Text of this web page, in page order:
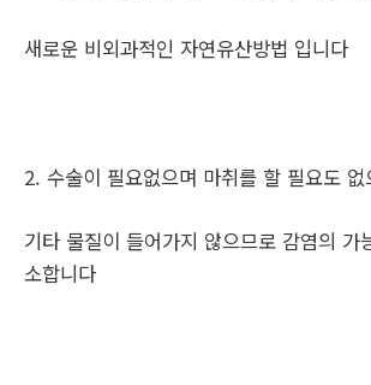
새로운 비외과적인 자연유산방법 입니다
2. 수술이 필요없으며 마취를 할 필요도 없
기타 물질이 들어가지 않으므로 감염의 가
소합니다